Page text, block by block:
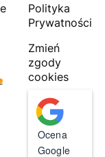
Polityka
Prywatności
Zmień
zgody
cookies
Ocena
Google